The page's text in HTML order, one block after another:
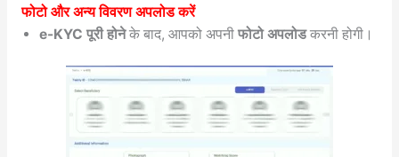
फोटो और अन्य विवरण अपलोड करें
e-KYC पूरी होनेके बाद, आपको अपनीफोटो अपलोडकरनी होगी।